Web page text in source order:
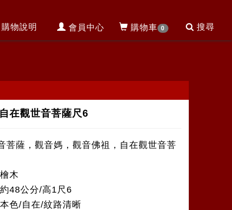
會員中心 購物車 0 搜尋
購物說明
在觀世音菩薩尺6
菩薩，觀音媽，觀音佛祖，自在觀世音菩
木
48公分/高1尺6
色/自在/紋路清晰